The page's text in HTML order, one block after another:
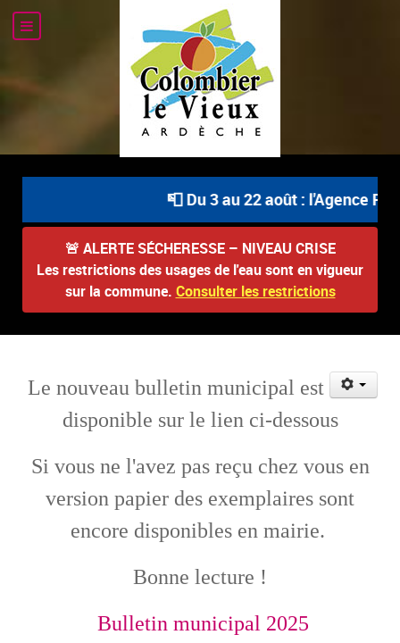
📮 Du 3 au 22 août : l'Agence
🚨 ALERTE SÉCHERESSE – NIVEAU CRISE
Les restrictions des usages de l'eau sont en vigueur
sur la commune. Consulter les restrictions
Le nouveau bulletin municipal est
disponible sur le lien ci-dessous
Si vous ne l'avez pas reçu chez vous en
version papier des exemplaires sont
encore disponibles en mairie.
Bonne lecture !
Bulletin municipal 2025